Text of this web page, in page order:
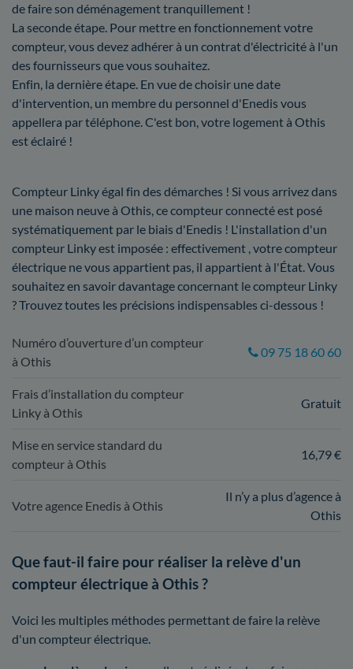
de faire son déménagement tranquillement !
La seconde étape. Pour mettre en fonctionnement votre
compteur, vous devez adhérer à un contrat d'électricité à l'un
des fournisseurs que vous souhaitez.
Enfin, la dernière étape. En vue de choisir une date
d'intervention, un membre du personnel d'Enedis vous
appellera par téléphone. C'est bon, votre logement à Othis
est éclairé !
Compteur Linky égal fin des démarches ! Si vous arrivez dans
une maison neuve à Othis, ce compteur connecté est posé
systématiquement par le biais d'Enedis ! L'installation d'un
compteur Linky est imposée : effectivement , votre compteur
électrique ne vous appartient pas, il appartient à l'État. Vous
souhaitez en savoir davantage concernant le compteur Linky
? Trouvez toutes les précisions indispensables ci-dessous !
Numéro d’ouverture d’un compteur
à Othis
09 75 18 60 60
Frais d’installation du compteur
Linky à Othis
Gratuit
Mise en service standard du
compteur à Othis
16,79 €
Votre agence Enedis à Othis
Il n’y a plus d’agence à
Othis
Que faut-il faire pour réaliser la relève d'un
compteur électrique à Othis ?
Voici les multiples méthodes permettant de faire la relève
d'un compteur électrique.